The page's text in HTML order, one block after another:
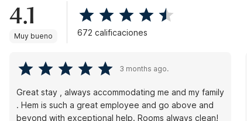
4.1
Muy bueno 672 calificaciones
3 months ago.
Great stay , always accommodating me and my family
. Hem is such a great employee and go above and
beyond with exceptional help. Rooms always clean!